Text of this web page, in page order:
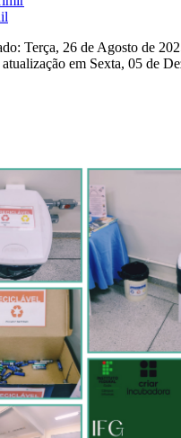
Terça, 26 de Agosto de
em Sexta, 05 de